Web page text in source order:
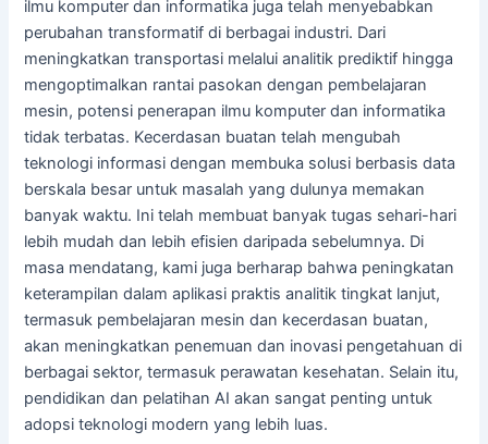
ilmu komputer dan informatika juga telah menyebabkan
perubahan transformatif di berbagai industri. Dari
meningkatkan transportasi melalui analitik prediktif hingga
mengoptimalkan rantai pasokan dengan pembelajaran
mesin, potensi penerapan ilmu komputer dan informatika
tidak terbatas. Kecerdasan buatan telah mengubah
teknologi informasi dengan membuka solusi berbasis data
berskala besar untuk masalah yang dulunya memakan
banyak waktu. Ini telah membuat banyak tugas sehari-hari
lebih mudah dan lebih efisien daripada sebelumnya. Di
masa mendatang, kami juga berharap bahwa peningkatan
keterampilan dalam aplikasi praktis analitik tingkat lanjut,
termasuk pembelajaran mesin dan kecerdasan buatan,
akan meningkatkan penemuan dan inovasi pengetahuan di
berbagai sektor, termasuk perawatan kesehatan. Selain itu,
pendidikan dan pelatihan AI akan sangat penting untuk
adopsi teknologi modern yang lebih luas.